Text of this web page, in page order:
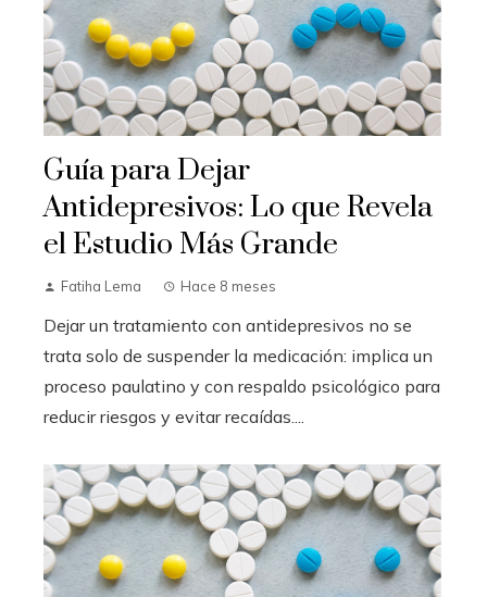
Guía para Dejar
Antidepresivos: Lo que Revela
el Estudio Más Grande
Fatiha Lema Hace 8 meses
Dejar un tratamiento con antidepresivos no se
trata solo de suspender la medicación: implica un
proceso paulatino y con respaldo psicológico para
reducir riesgos y evitar recaídas....